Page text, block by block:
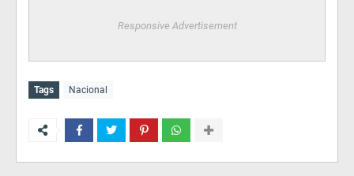
Responsive Advertisement
Tags Nacional